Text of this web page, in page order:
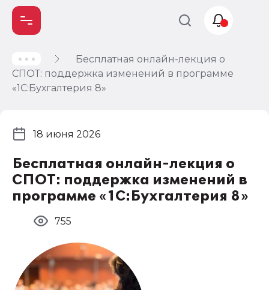
Бесплатная онлайн-лекция о
СПОТ: поддержка изменений в программе
«1С:Бухгалтерия 8»
Бесплатная онлайн-лекция о
СПОТ: поддержка изменений в
программе «1С:Бухгалтерия 8»
18 июня 2026
755
Учет и
налогообложение